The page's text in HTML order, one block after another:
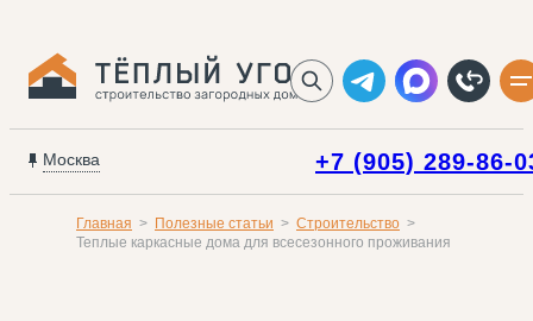
Москва +7 (905) 289-86-
Главная Полезные статьи
Строительство
Теплые каркасные дома для всесезонного проживания